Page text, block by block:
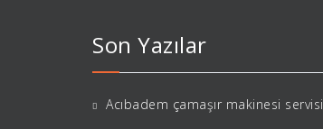
Son Yazılar
Acıbadem çamaşır makinesi servisi